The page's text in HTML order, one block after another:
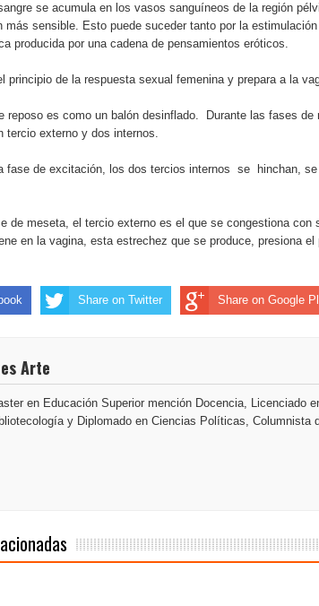
“Los Rechazados 2” llega a los cines impulsada
Banreservas destina RD$5,000 millones para
Sexappeal celebra 25 años de trayectoria
conmemorativos
Domingo
del mapa del hambre
Banreservas y sus filiales realizan en Santiago el
Antisoborno certificado
se acumula en los vasos sanguíneos de la región
más sensible. Esto puede suceder tanto por la
producida por una cadena de pensamientos eróticos.
principio de la respuesta sexual femenina y prepara a la
reposo es como un balón desinflado. Durante las fases
tercio externo y dos internos.
fase de excitación, los dos tercios internos se hinchan,
de meseta, el tercio externo es el que se congestiona
en la vagina, esta estrechez que se produce, presiona
Share on Twitter Share on Google
Arte
en Educación Superior mención Docencia, Licenciado
y Diplomado en Ciencias Políticas, Columnista